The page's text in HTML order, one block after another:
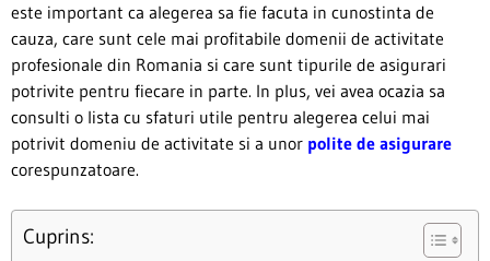
este important ca alegerea sa fie facuta in cunostinta de
cauza, care sunt cele mai profitabile domenii de activitate
profesionale din Romania si care sunt tipurile de asigurari
potrivite pentru fiecare in parte. In plus, vei avea ocazia sa
consulti o lista cu sfaturi utile pentru alegerea celui mai
potrivit domeniu de activitate si a unor polite de asigurare
corespunzatoare.
Cuprins: